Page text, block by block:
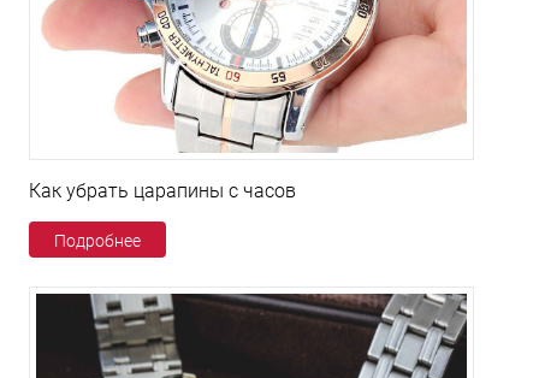
Как убрать царапины с часов
Подробнее